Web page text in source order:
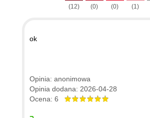
(12) (0) (0) (1)
ok
Opinia: anonimowa
Opinia dodana: 2026-04-28
Ocena: 6